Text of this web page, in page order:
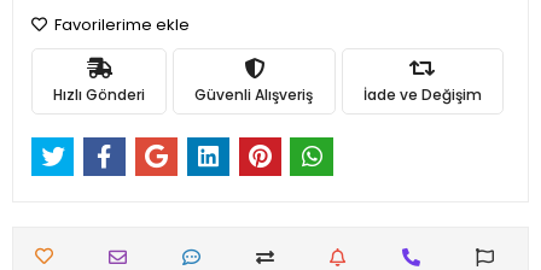
Favorilerime ekle
Hızlı Gönderi Güvenli Alışveriş İade ve Değişim